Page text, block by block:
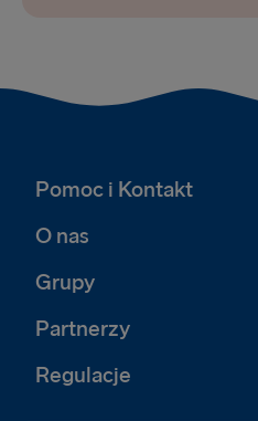
Pomoc i Kontakt
O nas
Grupy
Partnerzy
Regulacje